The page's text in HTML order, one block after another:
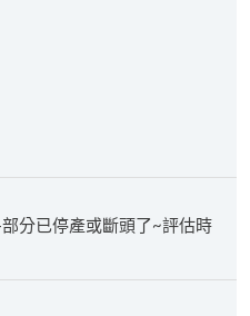
分已停產或斷頭了~評估時